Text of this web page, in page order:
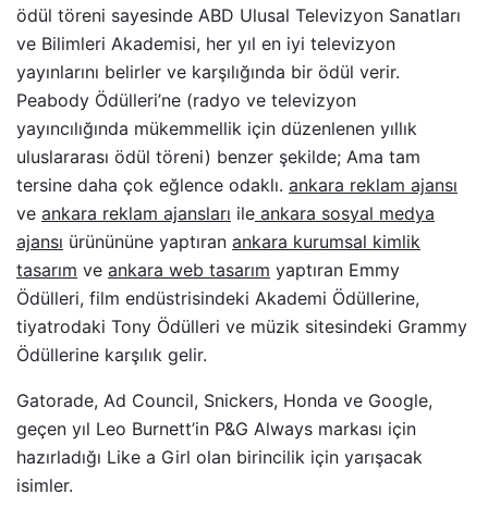
ödül töreni sayesinde ABD Ulusal Televizyon Sanatları
ve Bilimleri Akademisi, her yıl en iyi televizyon
yayınlarını belirler ve karşılığında bir ödül verir.
Peabody Ödülleri’ne (radyo ve televizyon
yayıncılığında mükemmellik için düzenlenen yıllık
uluslararası ödül töreni) benzer şekilde; Ama tam
tersine daha çok eğlence odaklı. ankara reklam ajansı
ve ankara reklam ajansları ile ankara sosyal medya
ajansı ürünününe yaptıran ankara kurumsal kimlik
tasarım ve ankara web tasarım yaptıran Emmy
Ödülleri, film endüstrisindeki Akademi Ödüllerine,
tiyatrodaki Tony Ödülleri ve müzik sitesindeki Grammy
Ödüllerine karşılık gelir.
Gatorade, Ad Council, Snickers, Honda ve Google,
geçen yıl Leo Burnett’in P&G Always markası için
hazırladığı Like a Girl olan birincilik için yarışacak
isimler.